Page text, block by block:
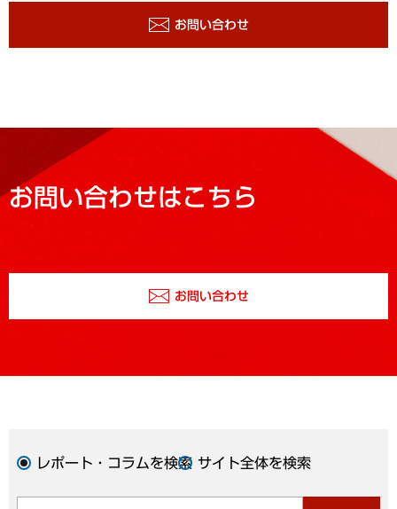
お問い合わせ
お問い合わせはこちら
お問い合わせ
レポート・コラムを検索 サイト全体を検索